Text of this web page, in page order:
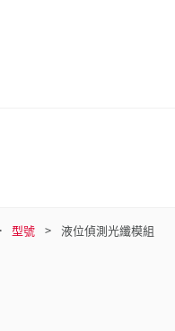
型號 液位偵測光纖模組